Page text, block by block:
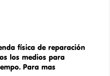
física de reparación
los medios para
Para mas